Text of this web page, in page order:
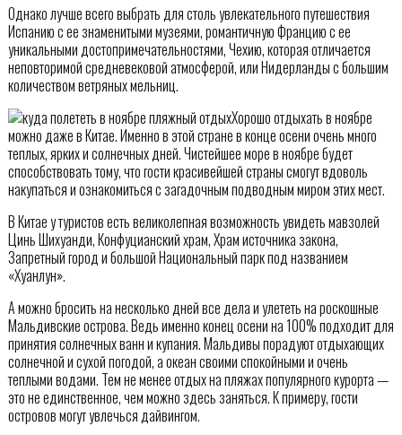
Однако лучше всего выбрать для столь увлекательного путешествия
Испанию с ее знаменитыми музеями, романтичную Францию с ее
уникальными достопримечательностями, Чехию, которая отличается
неповторимой средневековой атмосферой, или Нидерланды с большим
количеством ветряных мельниц.
Хорошо отдыхать в ноябре
можно даже в Китае. Именно в этой стране в конце осени очень много
теплых, ярких и солнечных дней. Чистейшее море в ноябре будет
способствовать тому, что гости красивейшей страны смогут вдоволь
накупаться и ознакомиться с загадочным подводным миром этих мест.
В Китае у туристов есть великолепная возможность увидеть мавзолей
Цинь Шихуанди, Конфуцианский храм, Храм источника закона,
Запретный город и большой Национальный парк под названием
«Хуанлун».
А можно бросить на несколько дней все дела и улететь на роскошные
Мальдивские острова. Ведь именно конец осени на 100% подходит для
принятия солнечных ванн и купания. Мальдивы порадуют отдыхающих
солнечной и сухой погодой, а океан своими спокойными и очень
теплыми водами. Тем не менее отдых на пляжах популярного курорта —
это не единственное, чем можно здесь заняться. К примеру, гости
островов могут увлечься дайвингом.